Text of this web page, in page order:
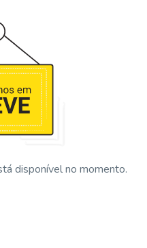
disponível no momento.